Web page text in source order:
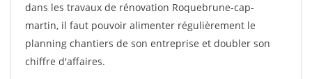
dans les travaux de rénovation Roquebrune-cap-
martin, il faut pouvoir alimenter régulièrement le
planning chantiers de son entreprise et doubler son
chiffre d'affaires.